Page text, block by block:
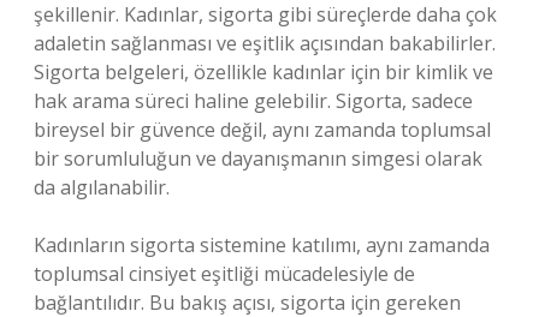
şekillenir. Kadınlar, sigorta gibi süreçlerde daha çok
adaletin sağlanması ve eşitlik açısından bakabilirler.
Sigorta belgeleri, özellikle kadınlar için bir kimlik ve
hak arama süreci haline gelebilir. Sigorta, sadece
bireysel bir güvence değil, aynı zamanda toplumsal
bir sorumluluğun ve dayanışmanın simgesi olarak
da algılanabilir.
Kadınların sigorta sistemine katılımı, aynı zamanda
toplumsal cinsiyet eşitliği mücadelesiyle de
bağlantılıdır. Bu bakış açısı, sigorta için gereken